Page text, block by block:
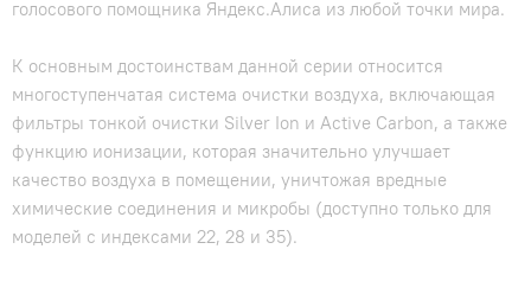
голосового помощника Яндекс.Алиса из любой точки мира.
К основным достоинствам данной серии относится
многоступенчатая система очистки воздуха, включающая
фильтры тонкой очистки Silver Ion и Active Carbon, а также
функцию ионизации, которая значительно улучшает
качество воздуха в помещении, уничтожая вредные
химические соединения и микробы (доступно только для
моделей с индексами 22, 28 и 35).